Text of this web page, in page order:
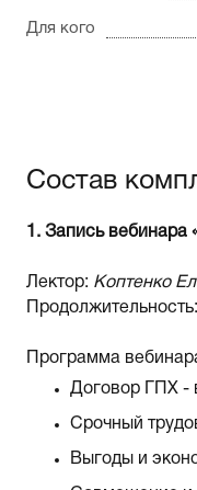
Для кого
Состав
1. Запись вебинара
Лектор: Коптенко
Продолжительность:
Программа
Договор ГПХ -
Срочный
Выгоды и